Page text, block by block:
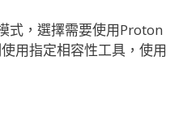
式，選擇需要使用Proton
用指定相容性工具，使用